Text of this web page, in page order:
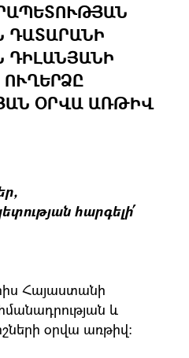
ԴԱՏԱՐԱՆԻ
ՕՐՎԱ ԱՌԹԻՎ
հարգելի՛
Հայաստանի
և
օրվա առթիվ: